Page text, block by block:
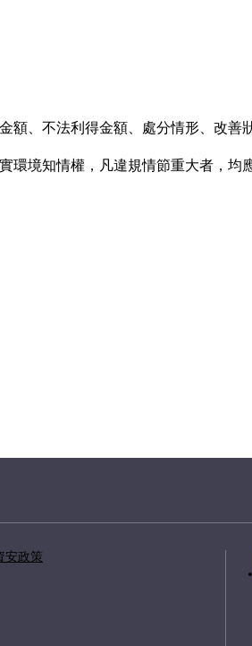
額、不法利得金額、處分情形、改善
境知情權，凡違規情節重大者，
安政策